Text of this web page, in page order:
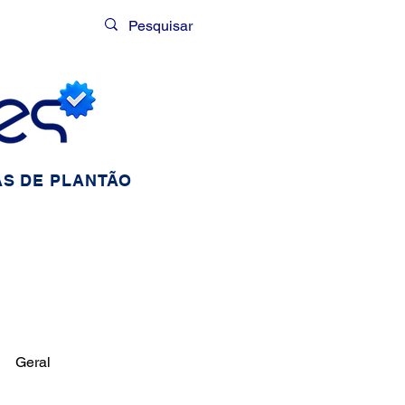
Geral
DE PLANTÃO